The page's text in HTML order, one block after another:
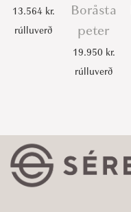
13.564 kr.
rúlluverð
Boråsta
peter
19.950 kr.
rúlluverð